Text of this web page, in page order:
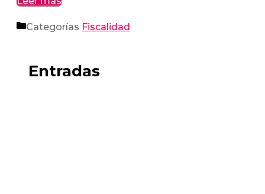
Categorías Fiscalidad
Entradas